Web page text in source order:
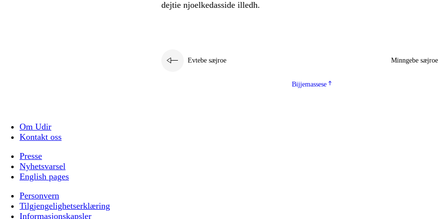
dejtie njoelkedasside illedh.
Evtebe sæjroe Minngebe sæjroe
Bijjemassese
Om Udir
Kontakt oss
Presse
Nyhetsvarsel
English pages
Personvern
Tilgjengelighetserklæring
Informasjonskapsler